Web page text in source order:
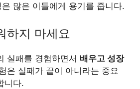
많은 이들에게 용기를 줍니다.
하지 마세요
실패를 경험하면서 배우고 성장
은 실패가 끝이 아니라는 중요
니다.